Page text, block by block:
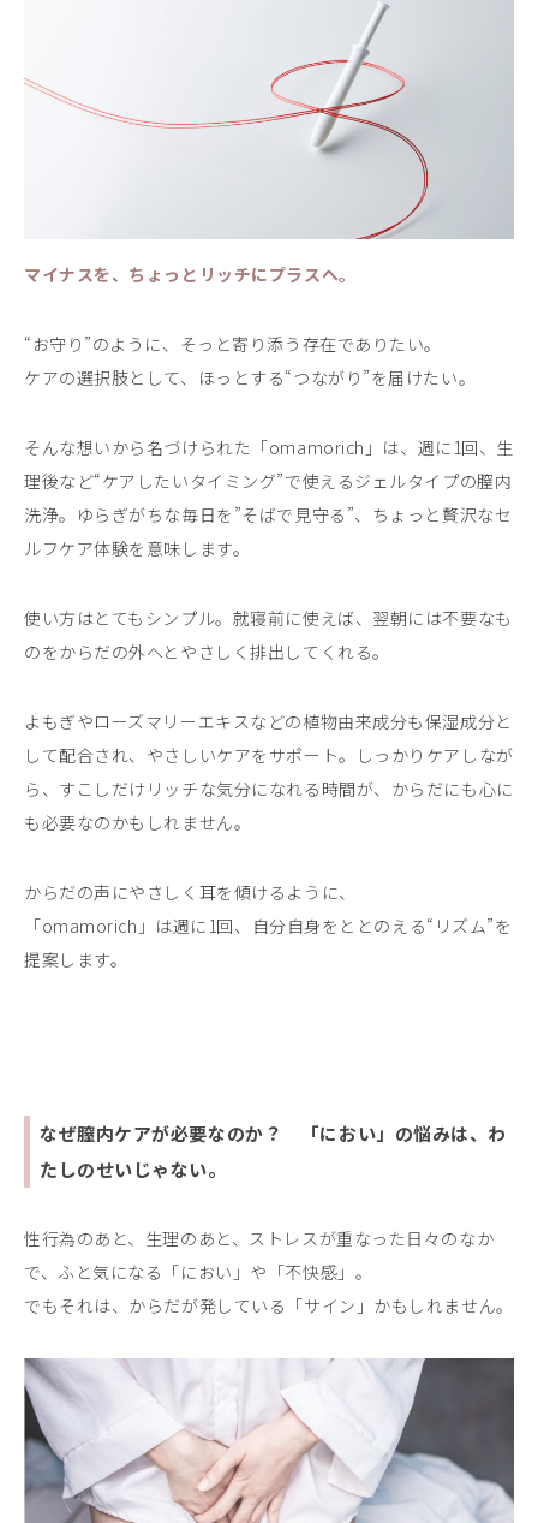
マイナスを、ちょっとリッチにプラスへ。
“お守り”のように、そっと寄り添う存在でありたい。
ケアの選択肢として、ほっとする“つながり”を届けたい。
そんな想いから名づけられた「omamorich」は、週に1回、生
理後など“ケアしたいタイミング”で使えるジェルタイプの膣内
洗浄。ゆらぎがちな毎日を”そばで見守る”、ちょっと贅沢なセ
ルフケア体験を意味します。
使い方はとてもシンプル。就寝前に使えば、翌朝には不要なも
のをからだの外へとやさしく排出してくれる。
よもぎやローズマリーエキスなどの植物由来成分も保湿成分と
して配合され、やさしいケアをサポート。しっかりケアしなが
ら、すこしだけリッチな気分になれる時間が、からだにも心に
も必要なのかもしれません。
からだの声にやさしく耳を傾けるように、
「omamorich」は週に1回、自分自身をととのえる“リズム”を
提案します。
なぜ膣内ケアが必要なのか？ 「におい」の悩みは、わ
たしのせいじゃない。
性行為のあと、生理のあと、ストレスが重なった日々のなか
で、ふと気になる「におい」や「不快感」。
でもそれは、からだが発している「サイン」かもしれません。